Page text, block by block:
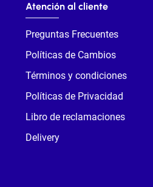
Atención al cliente
Preguntas Frecuentes
Políticas de Cambios
Términos y condiciones
Políticas de Privacidad
Libro de reclamaciones
Delivery